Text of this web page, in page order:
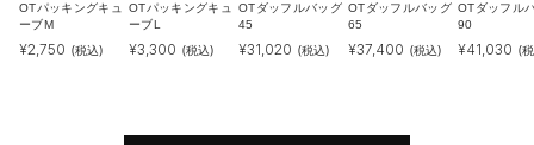
OTパッキングキュ
ーブM
¥2,750 (税込)
OTパッキングキュ
ーブL
¥3,300 (税込)
OTダッフルバッグ
45
¥31,020 (税込)
OTダッフルバッグ
65
¥37,400 (税込)
OTダッフル
90
¥41,030 (